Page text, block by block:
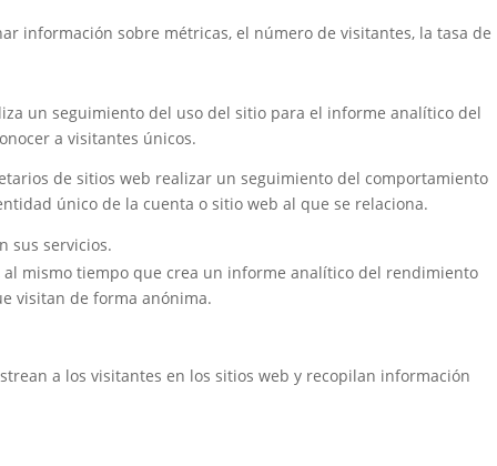
información sobre métricas, el número de visitantes, la tasa de
un seguimiento del uso del sitio para el informe analítico del
a visitantes únicos.
de sitios web realizar un seguimiento del comportamiento
único de la cuenta o sitio web al que se relaciona.
sus servicios.
al mismo tiempo que crea un informe analítico del rendimiento
visitan de forma anónima.
a los visitantes en los sitios web y recopilan información